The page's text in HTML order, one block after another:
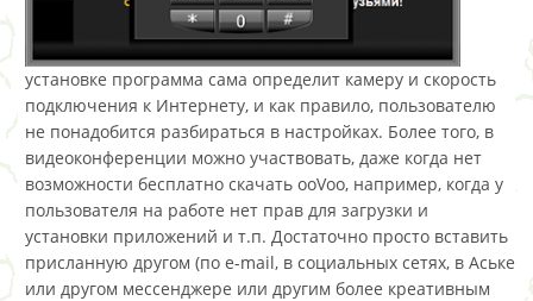
установке программа сама определит камеру и скорость
подключения к Интернету, и как правило, пользователю
не понадобится разбираться в настройках. Более того, в
видеоконференции можно участвовать, даже когда нет
возможности бесплатно скачать ooVoo, например, когда у
пользователя на работе нет прав для загрузки и
установки приложений и т.п. Достаточно просто вставить
присланную другом (по e-mail, в социальных сетях, в Аське
или другом мессенджере или другим более креативным